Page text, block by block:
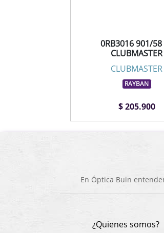
0RB3016 901/58
CLUBMASTER
CLUBMASTER
RAYBAN
$ 205.900
En Óptica Buin
¿Quienes somos?